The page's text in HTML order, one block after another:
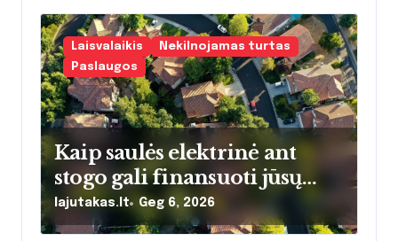
Laisvalaikis
Nekilnojamas turtas
Paslaugos
Kaip saulės elektrinė ant
stogo gali finansuoti jūsų
kelionę į lajų takus: realūs
skaičiai ir atsipirkimo laikas
lajutakas.lt Geg 6, 2026